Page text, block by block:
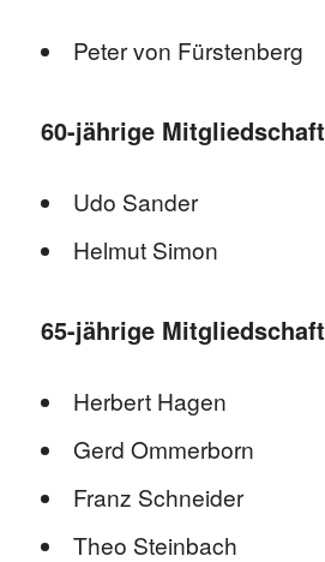
Peter von Fürstenberg
60-jährige Mitgliedschaft
Udo Sander
Helmut Simon
65-jährige Mitgliedschaft
Herbert Hagen
Gerd Ommerborn
Franz Schneider
Theo Steinbach